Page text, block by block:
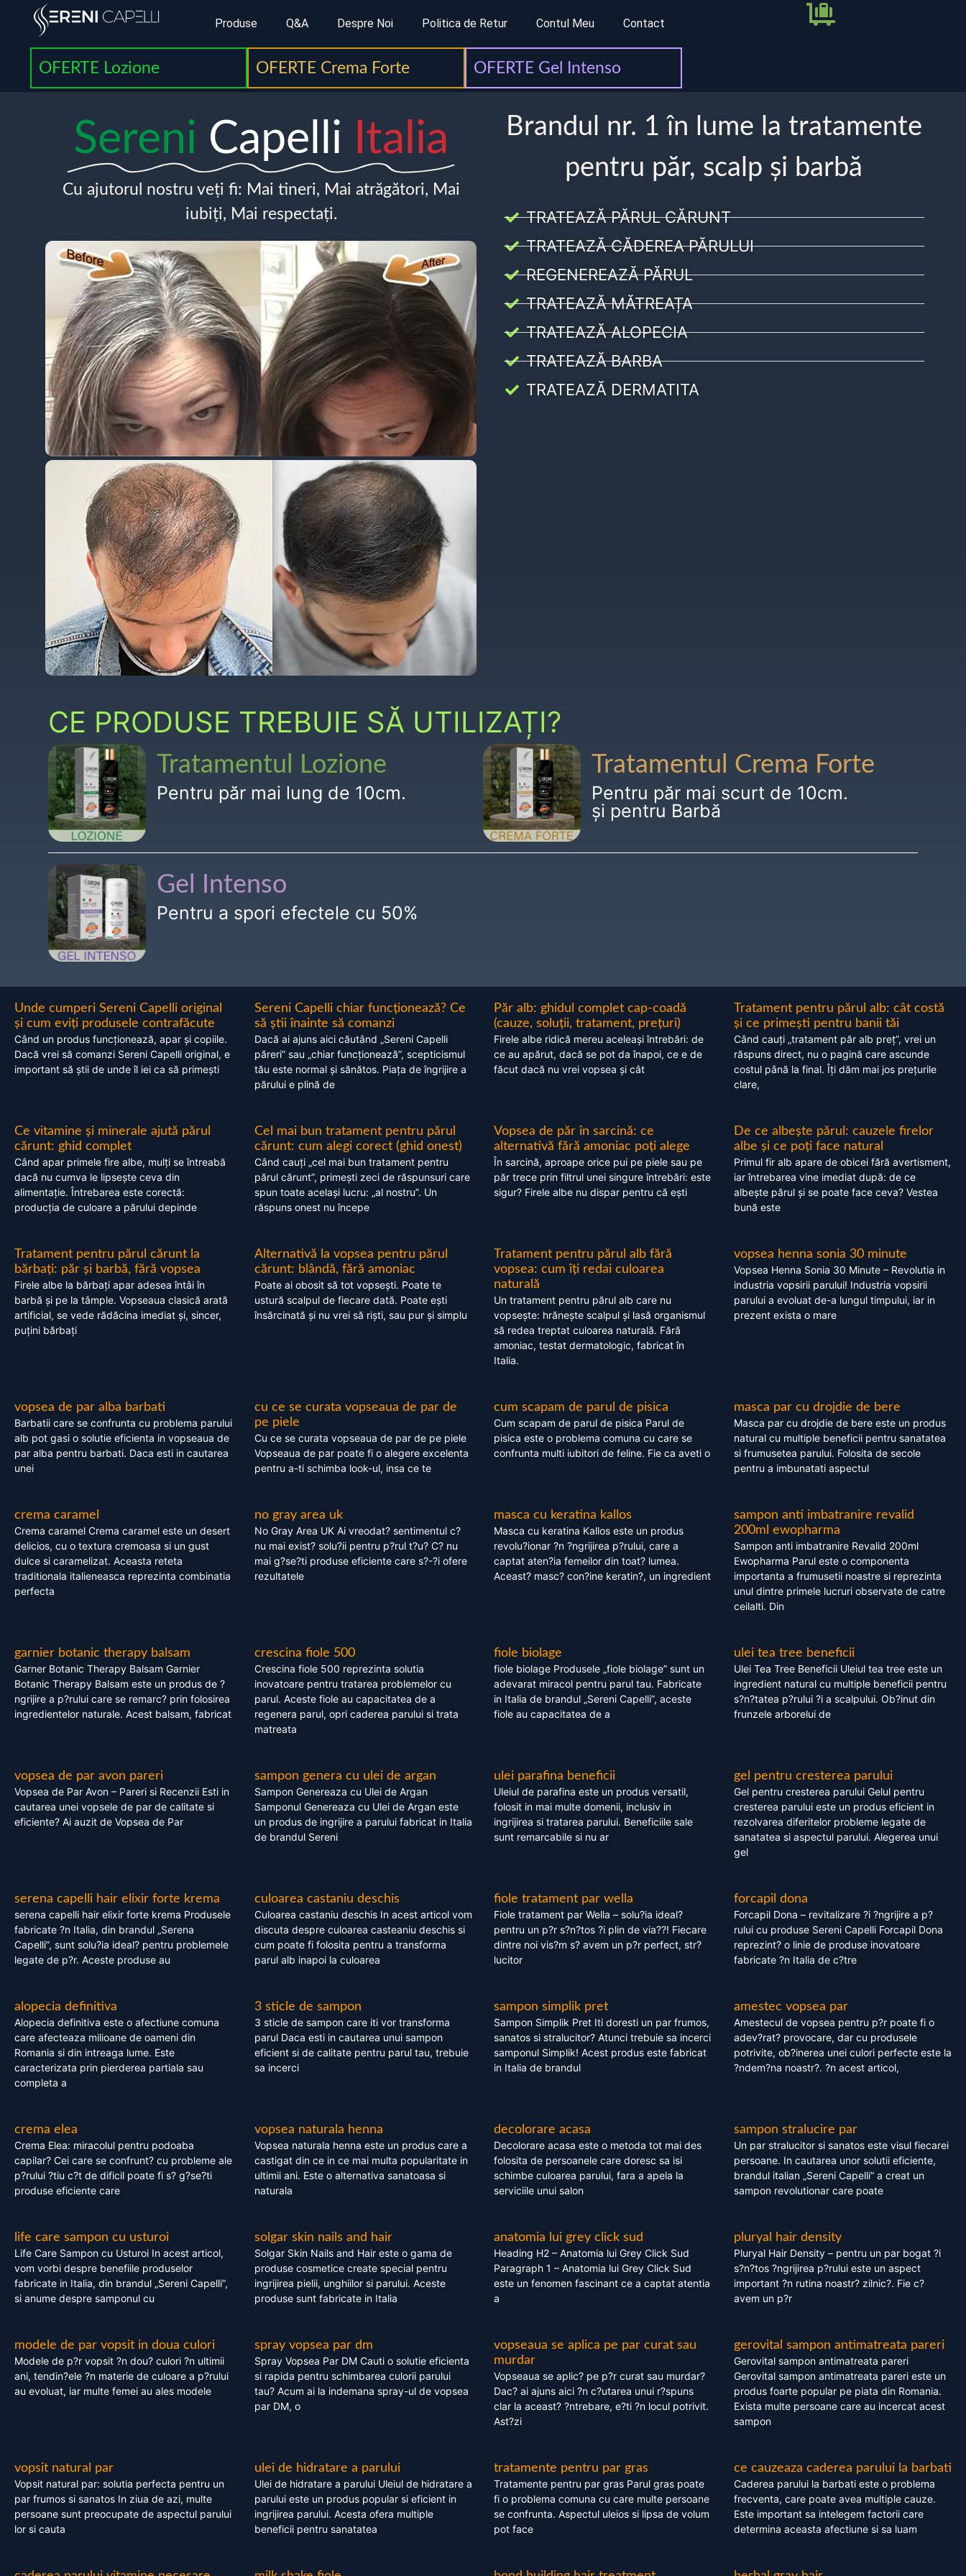
Produse Q&A Despre Noi Politica de Retur Contul Meu Contact
OFERTE Lozione OFERTE Crema Forte OFERTE Gel Intenso
Sereni Capelli Italia
Cu ajutorul nostru veți fi: Mai tineri, Mai atrăgători, Mai
iubiți, Mai respectați.
Brandul nr. 1 în lume la tratamente
pentru păr, scalp și barbă
TRATEAZĂ PĂRUL CĂRUNT
TRATEAZĂ CĂDEREA PĂRULUI
REGENEREAZĂ PĂRUL
TRATEAZĂ MĂTREAȚA
TRATEAZĂ ALOPECIA
TRATEAZĂ BARBA
TRATEAZĂ DERMATITA
CE PRODUSE TREBUIE SĂ UTILIZAȚI?
Tratamentul Lozione
Pentru păr mai lung de 10cm.
Tratamentul Crema Forte
Pentru păr mai scurt de 10cm.
și pentru Barbă
Gel Intenso
Pentru a spori efectele cu 50%
Unde cumperi Sereni Capelli original
și cum eviți produsele contrafăcute
Când un produs funcționează, apar și copiile.
Dacă vrei să comanzi Sereni Capelli original, e
important să știi de unde îl iei ca să primești
Sereni Capelli chiar funcționează? Ce
să știi înainte să comanzi
Dacă ai ajuns aici căutând „Sereni Capelli
păreri” sau „chiar funcționează”, scepticismul
tău este normal și sănătos. Piața de îngrijire a
părului e plină de
Păr alb: ghidul complet cap-coadă
(cauze, soluții, tratament, prețuri)
Firele albe ridică mereu aceleași întrebări: de
ce au apărut, dacă se pot da înapoi, ce e de
făcut dacă nu vrei vopsea și cât
Tratament pentru părul alb: cât costă
și ce primești pentru banii tăi
Când cauți „tratament păr alb preț”, vrei un
răspuns direct, nu o pagină care ascunde
costul până la final. Îți dăm mai jos prețurile
clare,
Ce vitamine și minerale ajută părul
cărunt: ghid complet
Când apar primele fire albe, mulți se întreabă
dacă nu cumva le lipsește ceva din
alimentație. Întrebarea este corectă:
producția de culoare a părului depinde
Cel mai bun tratament pentru părul
cărunt: cum alegi corect (ghid onest)
Când cauți „cel mai bun tratament pentru
părul cărunt”, primești zeci de răspunsuri care
spun toate același lucru: „al nostru”. Un
răspuns onest nu începe
Vopsea de păr în sarcină: ce
alternativă fără amoniac poți alege
În sarcină, aproape orice pui pe piele sau pe
păr trece prin filtrul unei singure întrebări: este
sigur? Firele albe nu dispar pentru că ești
De ce albește părul: cauzele firelor
albe și ce poți face natural
Primul fir alb apare de obicei fără avertisment,
iar întrebarea vine imediat după: de ce
albește părul și se poate face ceva? Vestea
bună este
Tratament pentru părul cărunt la
bărbați: păr și barbă, fără vopsea
Firele albe la bărbați apar adesea întâi în
barbă și pe la tâmple. Vopseaua clasică arată
artificial, se vede rădăcina imediat și, sincer,
puțini bărbați
Alternativă la vopsea pentru părul
cărunt: blândă, fără amoniac
Poate ai obosit să tot vopsești. Poate te
ustură scalpul de fiecare dată. Poate ești
însărcinată și nu vrei să riști, sau pur și simplu
Tratament pentru părul alb fără
vopsea: cum îți redai culoarea
naturală
Un tratament pentru părul alb care nu
vopsește: hrănește scalpul și lasă organismul
să redea treptat culoarea naturală. Fără
amoniac, testat dermatologic, fabricat în
Italia.
vopsea henna sonia 30 minute
Vopsea Henna Sonia 30 Minute – Revolutia in
industria vopsirii parului! Industria vopsirii
parului a evoluat de-a lungul timpului, iar in
prezent exista o mare
vopsea de par alba barbati
Barbatii care se confrunta cu problema parului
alb pot gasi o solutie eficienta in vopseaua de
par alba pentru barbati. Daca esti in cautarea
unei
cu ce se curata vopseaua de par de
pe piele
Cu ce se curata vopseaua de par de pe piele
Vopseaua de par poate fi o alegere excelenta
pentru a-ti schimba look-ul, insa ce te
cum scapam de parul de pisica
Cum scapam de parul de pisica Parul de
pisica este o problema comuna cu care se
confrunta multi iubitori de feline. Fie ca aveti o
masca par cu drojdie de bere
Masca par cu drojdie de bere este un produs
natural cu multiple beneficii pentru sanatatea
si frumusetea parului. Folosita de secole
pentru a imbunatati aspectul
crema caramel
Crema caramel Crema caramel este un desert
delicios, cu o textura cremoasa si un gust
dulce si caramelizat. Aceasta reteta
traditionala italieneasca reprezinta combinatia
perfecta
no gray area uk
No Gray Area UK Ai vreodat? sentimentul c?
nu mai exist? solu?ii pentru p?rul t?u? C? nu
mai g?se?ti produse eficiente care s?-?i ofere
rezultatele
masca cu keratina kallos
Masca cu keratina Kallos este un produs
revolu?ionar ?n ?ngrijirea p?rului, care a
captat aten?ia femeilor din toat? lumea.
Aceast? masc? con?ine keratin?, un ingredient
sampon anti imbatranire revalid
200ml ewopharma
Sampon anti imbatranire Revalid 200ml
Ewopharma Parul este o componenta
importanta a frumusetii noastre si reprezinta
unul dintre primele lucruri observate de catre
ceilalti. Din
garnier botanic therapy balsam
Garner Botanic Therapy Balsam Garnier
Botanic Therapy Balsam este un produs de ?
ngrijire a p?rului care se remarc? prin folosirea
ingredientelor naturale. Acest balsam, fabricat
crescina fiole 500
Crescina fiole 500 reprezinta solutia
inovatoare pentru tratarea problemelor cu
parul. Aceste fiole au capacitatea de a
regenera parul, opri caderea parului si trata
matreata
fiole biolage
fiole biolage Produsele „fiole biolage” sunt un
adevarat miracol pentru parul tau. Fabricate
in Italia de brandul „Sereni Capelli”, aceste
fiole au capacitatea de a
ulei tea tree beneficii
Ulei Tea Tree Beneficii Uleiul tea tree este un
ingredient natural cu multiple beneficii pentru
s?n?tatea p?rului ?i a scalpului. Ob?inut din
frunzele arborelui de
vopsea de par avon pareri
Vopsea de Par Avon – Pareri si Recenzii Esti in
cautarea unei vopsele de par de calitate si
eficiente? Ai auzit de Vopsea de Par
sampon genera cu ulei de argan
Sampon Genereaza cu Ulei de Argan
Samponul Genereaza cu Ulei de Argan este
un produs de ingrijire a parului fabricat in Italia
de brandul Sereni
ulei parafina beneficii
Uleiul de parafina este un produs versatil,
folosit in mai multe domenii, inclusiv in
ingrijirea si tratarea parului. Beneficiile sale
sunt remarcabile si nu ar
gel pentru cresterea parului
Gel pentru cresterea parului Gelul pentru
cresterea parului este un produs eficient in
rezolvarea diferitelor probleme legate de
sanatatea si aspectul parului. Alegerea unui
gel
serena capelli hair elixir forte krema
serena capelli hair elixir forte krema Produsele
fabricate ?n Italia, din brandul „Serena
Capelli”, sunt solu?ia ideal? pentru problemele
legate de p?r. Aceste produse au
culoarea castaniu deschis
Culoarea castaniu deschis In acest articol vom
discuta despre culoarea casteaniu deschis si
cum poate fi folosita pentru a transforma
parul alb inapoi la culoarea
fiole tratament par wella
Fiole tratament par Wella – solu?ia ideal?
pentru un p?r s?n?tos ?i plin de via??! Fiecare
dintre noi vis?m s? avem un p?r perfect, str?
lucitor
forcapil dona
Forcapil Dona – revitalizare ?i ?ngrijire a p?
rului cu produse Sereni Capelli Forcapil Dona
reprezint? o linie de produse inovatoare
fabricate ?n Italia de c?tre
alopecia definitiva
Alopecia definitiva este o afectiune comuna
care afecteaza milioane de oameni din
Romania si din intreaga lume. Este
caracterizata prin pierderea partiala sau
completa a
3 sticle de sampon
3 sticle de sampon care iti vor transforma
parul Daca esti in cautarea unui sampon
eficient si de calitate pentru parul tau, trebuie
sa incerci
sampon simplik pret
Sampon Simplik Pret Iti doresti un par frumos,
sanatos si stralucitor? Atunci trebuie sa incerci
samponul Simplik! Acest produs este fabricat
in Italia de brandul
amestec vopsea par
Amestecul de vopsea pentru p?r poate fi o
adev?rat? provocare, dar cu produsele
potrivite, ob?inerea unei culori perfecte este la
?ndem?na noastr?. ?n acest articol,
crema elea
Crema Elea: miracolul pentru podoaba
capilar? Cei care se confrunt? cu probleme ale
p?rului ?tiu c?t de dificil poate fi s? g?se?ti
produse eficiente care
vopsea naturala henna
Vopsea naturala henna este un produs care a
castigat din ce in ce mai multa popularitate in
ultimii ani. Este o alternativa sanatoasa si
naturala
decolorare acasa
Decolorare acasa este o metoda tot mai des
folosita de persoanele care doresc sa isi
schimbe culoarea parului, fara a apela la
serviciile unui salon
sampon stralucire par
Un par stralucitor si sanatos este visul fiecarei
persoane. In cautarea unor solutii eficiente,
brandul italian „Sereni Capelli” a creat un
sampon revolutionar care poate
life care sampon cu usturoi
Life Care Sampon cu Usturoi In acest articol,
vom vorbi despre benefiile produselor
fabricate in Italia, din brandul „Sereni Capelli”,
si anume despre samponul cu
solgar skin nails and hair
Solgar Skin Nails and Hair este o gama de
produse cosmetice create special pentru
ingrijirea pielii, unghiilor si parului. Aceste
produse sunt fabricate in Italia
anatomia lui grey click sud
Heading H2 – Anatomia lui Grey Click Sud
Paragraph 1 – Anatomia lui Grey Click Sud
este un fenomen fascinant ce a captat atentia
a
pluryal hair density
Pluryal Hair Density – pentru un par bogat ?i
s?n?tos ?ngrijirea p?rului este un aspect
important ?n rutina noastr? zilnic?. Fie c?
avem un p?r
modele de par vopsit in doua culori
Modele de p?r vopsit ?n dou? culori ?n ultimii
ani, tendin?ele ?n materie de culoare a p?rului
au evoluat, iar multe femei au ales modele
spray vopsea par dm
Spray Vopsea Par DM Cauti o solutie eficienta
si rapida pentru schimbarea culorii parului
tau? Acum ai la indemana spray-ul de vopsea
par DM, o
vopseaua se aplica pe par curat sau
murdar
Vopseaua se aplic? pe p?r curat sau murdar?
Dac? ai ajuns aici ?n c?utarea unui r?spuns
clar la aceast? ?ntrebare, e?ti ?n locul potrivit.
Ast?zi
gerovital sampon antimatreata pareri
Gerovital sampon antimatreata pareri
Gerovital sampon antimatreata pareri este un
produs foarte popular pe piata din Romania.
Exista multe persoane care au incercat acest
sampon
vopsit natural par
Vopsit natural par: solutia perfecta pentru un
par frumos si sanatos In ziua de azi, multe
persoane sunt preocupate de aspectul parului
lor si cauta
ulei de hidratare a parului
Ulei de hidratare a parului Uleiul de hidratare a
parului este un produs popular si eficient in
ingrijirea parului. Acesta ofera multiple
beneficii pentru sanatatea
tratamente pentru par gras
Tratamente pentru par gras Parul gras poate
fi o problema comuna cu care multe persoane
se confrunta. Aspectul uleios si lipsa de volum
pot face
ce cauzeaza caderea parului la barbati
Caderea parului la barbati este o problema
frecventa, care poate avea multiple cauze.
Este important sa intelegem factorii care
determina aceasta afectiune si sa luam